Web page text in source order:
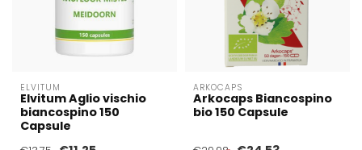
ELVITUM
Elvitum Aglio vischio
biancospino 150
Capsule
ARKOCAPS
Arkocaps Biancospino
bio 150 Capsule